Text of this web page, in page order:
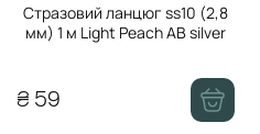
Стразовий ланцюг ss10 (2,8
мм) 1 м Light Peach AB silver
₴ 59